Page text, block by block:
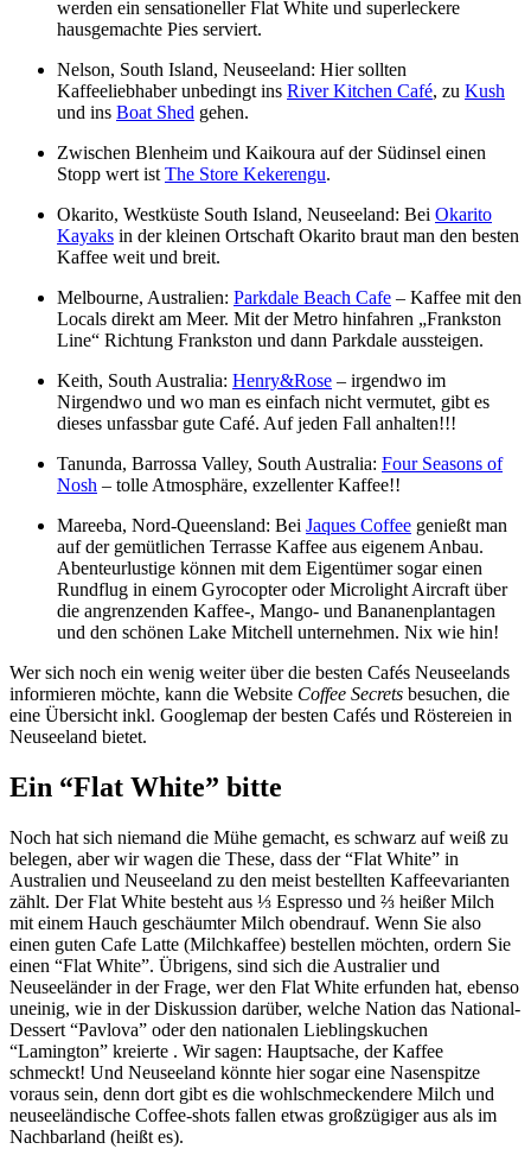
werden ein sensationeller Flat White und superleckere
hausgemachte Pies serviert.
Nelson, South Island, Neuseeland: Hier sollten
Kaffeeliebhaber unbedingt ins River Kitchen Café, zu Kush
und ins Boat Shed gehen.
Zwischen Blenheim und Kaikoura auf der Südinsel einen
Stopp wert ist The Store Kekerengu.
Okarito, Westküste South Island, Neuseeland: Bei Okarito
Kayaks in der kleinen Ortschaft Okarito braut man den besten
Kaffee weit und breit.
Melbourne, Australien: Parkdale Beach Cafe – Kaffee mit den
Locals direkt am Meer. Mit der Metro hinfahren „Frankston
Line“ Richtung Frankston und dann Parkdale aussteigen.
Keith, South Australia: Henry&Rose – irgendwo im
Nirgendwo und wo man es einfach nicht vermutet, gibt es
dieses unfassbar gute Café. Auf jeden Fall anhalten!!!
Tanunda, Barrossa Valley, South Australia: Four Seasons of
Nosh – tolle Atmosphäre, exzellenter Kaffee!!
Mareeba, Nord-Queensland: Bei Jaques Coffee genießt man
auf der gemütlichen Terrasse Kaffee aus eigenem Anbau.
Abenteurlustige können mit dem Eigentümer sogar einen
Rundflug in einem Gyrocopter oder Microlight Aircraft über
die angrenzenden Kaffee-, Mango- und Bananenplantagen
und den schönen Lake Mitchell unternehmen. Nix wie hin!
Wer sich noch ein wenig weiter über die besten Cafés Neuseelands
informieren möchte, kann die Website Coffee Secrets besuchen, die
eine Übersicht inkl. Googlemap der besten Cafés und Röstereien in
Neuseeland bietet.
Ein “Flat White” bitte
Noch hat sich niemand die Mühe gemacht, es schwarz auf weiß zu
belegen, aber wir wagen die These, dass der “Flat White” in
Australien und Neuseeland zu den meist bestellten Kaffeevarianten
zählt. Der Flat White besteht aus ⅓ Espresso und ⅔ heißer Milch
mit einem Hauch geschäumter Milch obendrauf. Wenn Sie also
einen guten Cafe Latte (Milchkaffee) bestellen möchten, ordern Sie
einen “Flat White”. Übrigens, sind sich die Australier und
Neuseeländer in der Frage, wer den Flat White erfunden hat, ebenso
uneinig, wie in der Diskussion darüber, welche Nation das National-
Dessert “Pavlova” oder den nationalen Lieblingskuchen
“Lamington” kreierte . Wir sagen: Hauptsache, der Kaffee
schmeckt! Und Neuseeland könnte hier sogar eine Nasenspitze
voraus sein, denn dort gibt es die wohlschmeckendere Milch und
neuseeländische Coffee-shots fallen etwas großzügiger aus als im
Nachbarland (heißt es).